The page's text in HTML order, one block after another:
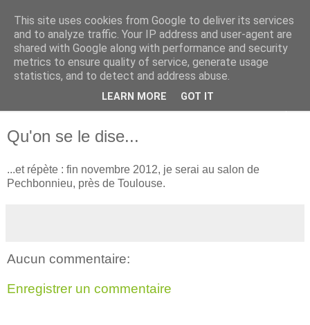
Ghislaine Roman
Autrice pour futurs et jeunes lecteurs
Qu'on se le dise...
...et répète : fin novembre 2012, je serai au salon de
Pechbonnieu, près de Toulouse.
Aucun commentaire:
Enregistrer un commentaire
This site uses cookies from Google to deliver its services
and to analyze traffic. Your IP address and user-agent are
shared with Google along with performance and security
metrics to ensure quality of service, generate usage
statistics, and to detect and address abuse.
LEARN MORE GOT IT